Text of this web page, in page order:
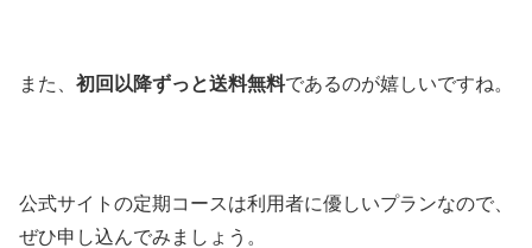
また、 初回以降ずっと送料無料であるのが嬉しいですね。
公式サイトの定期コースは利用者に優しいプランなので、
ぜひ申し込んでみましょう。